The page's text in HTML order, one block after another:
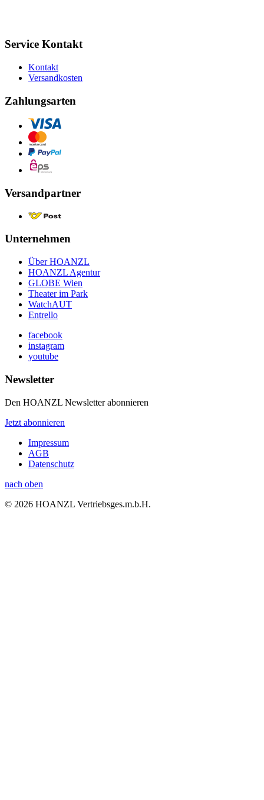
Service Kontakt
Kontakt
Versandkosten
Zahlungsarten
Versandpartner
Unternehmen
Über HOANZL
HOANZL Agentur
GLOBE Wien
Theater im Park
WatchAUT
Entrello
facebook
instagram
youtube
Newsletter
Den HOANZL Newsletter abonnieren
Jetzt abonnieren
Impressum
AGB
Datenschutz
nach oben
© 2026 HOANZL Vertriebsges.m.b.H.